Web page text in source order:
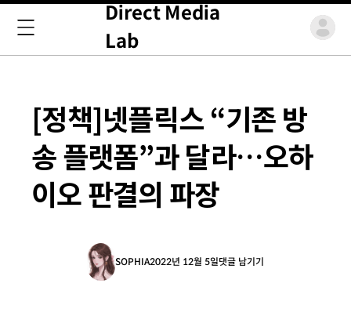
Direct Media
Lab
[정책]넷플릭스 “기존 방
송 플랫폼”과 달라…오하
이오 판결의 파장
SOPHIA2022년 12월 5일댓글 남기기